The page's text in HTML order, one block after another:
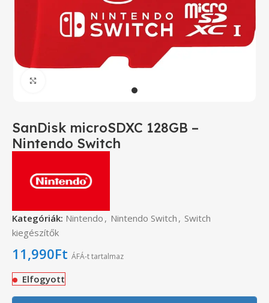
SanDisk microSDXC 128GB –
Nintendo Switch
Kategóriák: Nintendo , Nintendo Switch , Switch
kiegészítők
11,990Ft ÁFÁ-t tartalmaz
Elfogyott